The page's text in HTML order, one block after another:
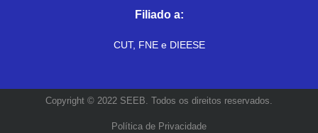
Filiado a:
CUT, FNE e DIEESE
Copyright © 2022 SEEB. Todos os direitos reservados.
Política de Privacidade